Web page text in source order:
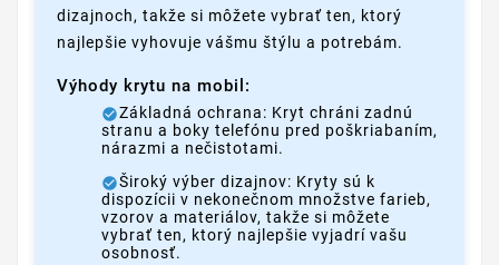
dizajnoch, takže si môžete vybrať ten, ktorý
najlepšie vyhovuje vášmu štýlu a potrebám.
Výhody krytu na mobil:
Základná ochrana: Kryt chráni zadnú
stranu a boky telefónu pred poškriabaním,
nárazmi a nečistotami.
Široký výber dizajnov: Kryty sú k
dispozícii v nekonečnom množstve farieb,
vzorov a materiálov, takže si môžete
vybrať ten, ktorý najlepšie vyjadrí vašu
osobnosť.